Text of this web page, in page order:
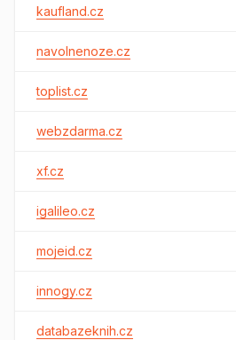
kaufland.cz
navolnenoze.cz
toplist.cz
webzdarma.cz
xf.cz
igalileo.cz
mojeid.cz
innogy.cz
databazeknih.cz